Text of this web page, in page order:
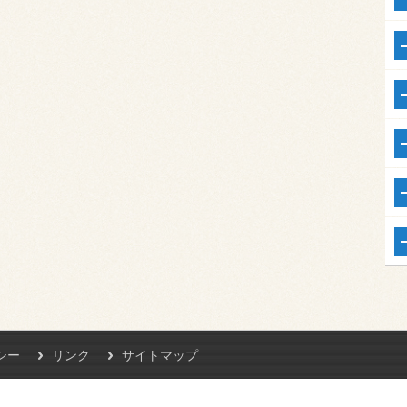
ー リンク サイトマップ